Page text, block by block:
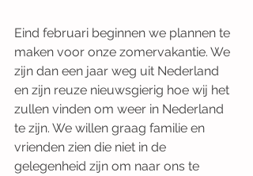
Eind februari beginnen we plannen te
maken voor onze zomervakantie. We
zijn dan een jaar weg uit Nederland
en zijn reuze nieuwsgierig hoe wij het
zullen vinden om weer in Nederland
te zijn. We willen graag familie en
vrienden zien die niet in de
gelegenheid zijn om naar ons te